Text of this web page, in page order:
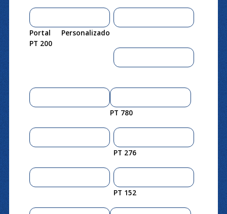
Portal Personalizado
PT 200
PT 780
PT 276
PT 152